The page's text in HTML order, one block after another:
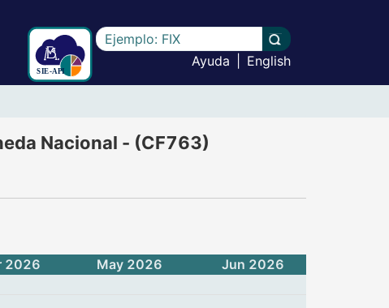
Escriba el texto a buscar
Llevar a cabo la
Ayuda
English
Nacional - (CF763)
2026 May 2026
Jun 2026